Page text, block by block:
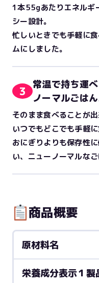
1本55gあたりエネル
シー設計。
忙しいときでも手軽に
ムにしました。
3
常温で持ち運
ノーマルごは
そのまま食べることが
いつでもどこでも手軽
おにぎりよりも保存性
い、ニューノーマルなご
商品概要
原材料名
栄養成分表示１製